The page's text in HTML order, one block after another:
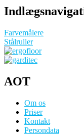
Farvemålere
Stålruller
AOT
Om os
Priser
Kontakt
Persondata